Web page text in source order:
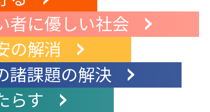
者に優しい社会
の解消
諸課題の解決
らす